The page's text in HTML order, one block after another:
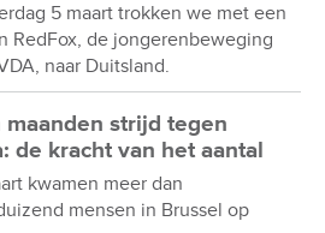
5 maart trokken we met een
RedFox, de jongerenbeweging
naar Duitsland.
maanden strijd tegen
de kracht van het aantal
kwamen meer dan
mensen in Brussel op